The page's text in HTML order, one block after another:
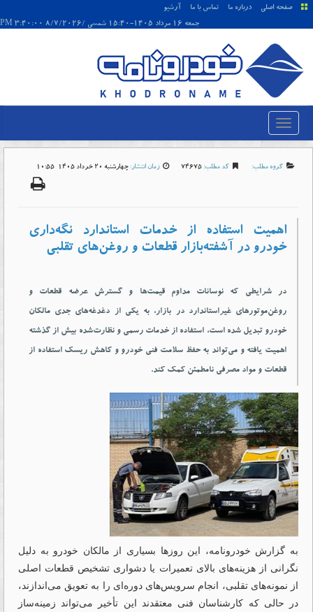
صفحه اصلی درباره ما تماس با ما
آرشیو
جمعه 16 مرداد 1405-15:40 شمسی /8/7/2026 3:40:00 PM
گروه مطلب: کد مطلب: 74675 زمان انتشار: چهارشنبه 20 خرداد 1405-10:55
اهمیت استفاده از خدمات استاندارد نگه‌داری
خودرو در آشفته‌بازار قطعات و روغن‌های تقلبی
در شرایطی که نوسانات مداوم قیمت‌ها و گسترش عرضه قطعات و
روغن‌موتورهای غیراستاندارد در بازار، به یکی از دغدغه‌های جدی مالکان
خودرو تبدیل شده است، استفاده از خدمات رسمی و نظارت‌شده بیش از گذشته
اهمیت یافته و می‌تواند به حفظ سلامت فنی خودرو و کاهش ریسک استفاده از
قطعات و مواد مصرفی نامطمئن کمک کند.
به گزارش خودرونامه، این روزها بسیاری از مالکان خودرو به دلیل
نگرانی از هزینه‌های بالای تعمیرات یا دشواری تشخیص قطعات اصلی
از نمونه‌های تقلبی، انجام سرویس‌های دوره‌ای را به تعویق می‌اندازند،
در حالی که کارشناسان فنی معتقدند این تأخیر می‌تواند زمینه‌ساز